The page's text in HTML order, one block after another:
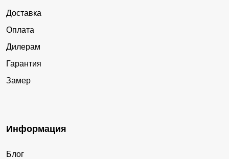
Доставка
Оплата
Дилерам
Гарантия
Замер
Информация
Блог